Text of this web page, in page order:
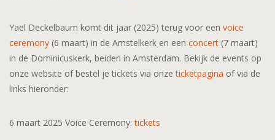
Yael Deckelbaum komt dit jaar (2025) terug voor een voice
ceremony (6 maart) in de Amstelkerk en een concert (7 maart)
in de Dominicuskerk, beiden in Amsterdam. Bekijk de events op
onze website of bestel je tickets via onzeticketpagina of via de
links hieronder:
6 maart 2025 Voice Ceremony:tickets